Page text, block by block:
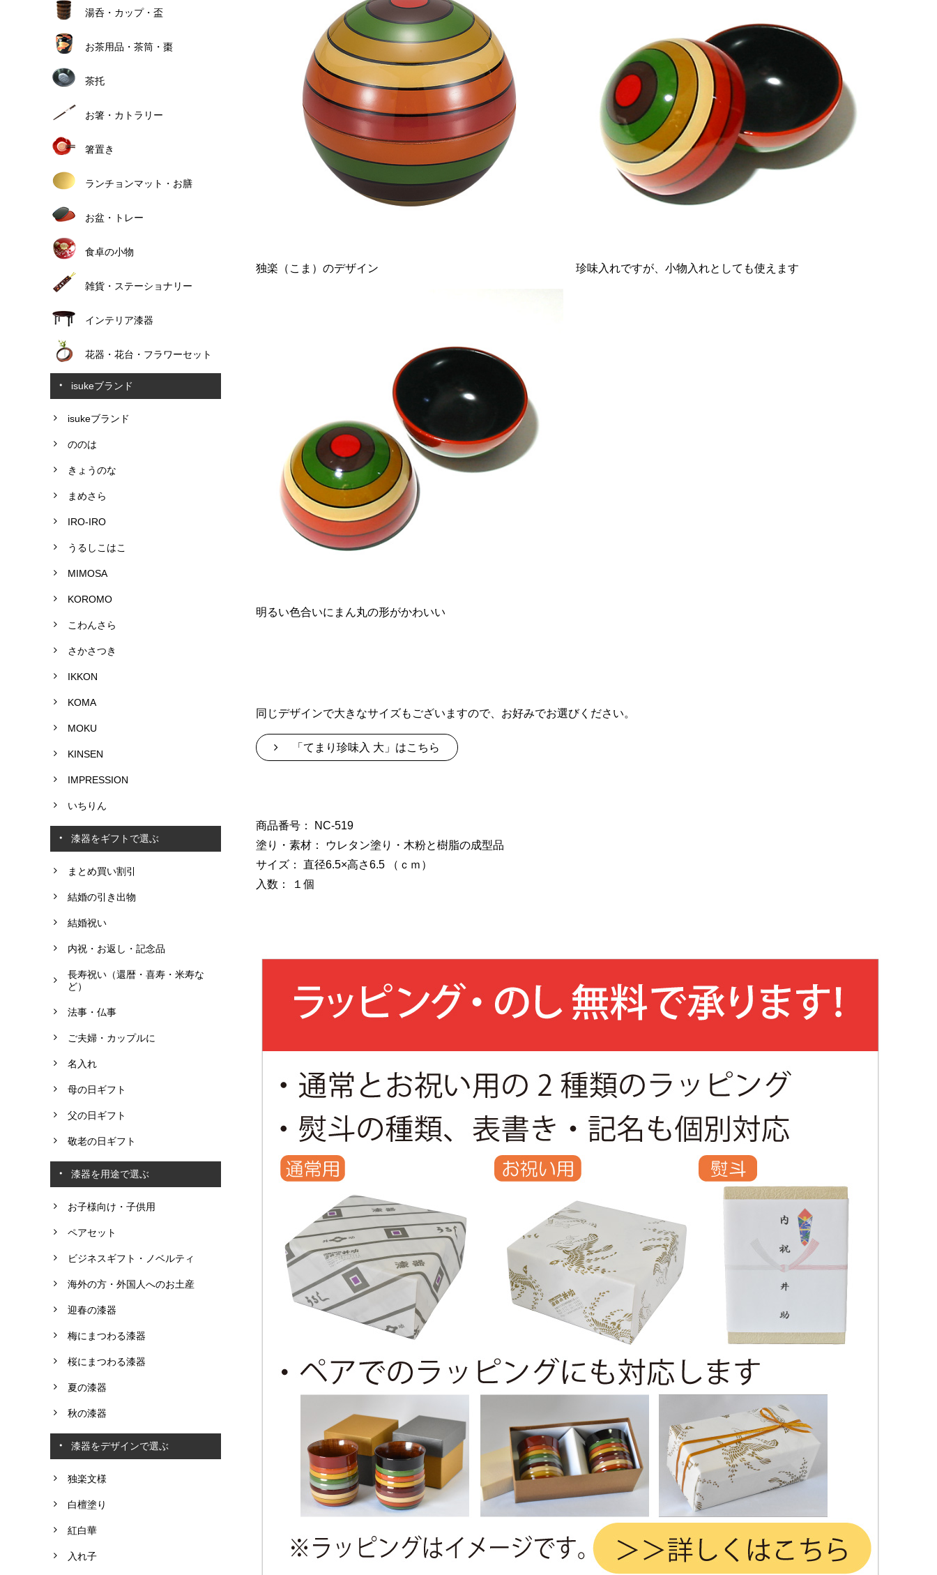
湯呑・カップ・盃
お茶用品・茶筒・棗
茶托
お箸・カトラリー
箸置き
ランチョンマット・お膳
お盆・トレー
食卓の小物
雑貨・ステーショナリー
インテリア漆器
花器・花台・フラワーセット
isukeブランド
isukeブランド
ののは
きょうのな
まめさら
IRO-IRO
うるしこはこ
MIMOSA
KOROMO
こわんさら
さかさつき
IKKON
KOMA
MOKU
KINSEN
IMPRESSION
いちりん
漆器をギフトで選ぶ
まとめ買い割引
結婚の引き出物
結婚祝い
内祝・お返し・記念品
長寿祝い（還暦・喜寿・米寿な
ど）
法事・仏事
ご夫婦・カップルに
名入れ
母の日ギフト
父の日ギフト
敬老の日ギフト
漆器を用途で選ぶ
お子様向け・子供用
ペアセット
ビジネスギフト・ノベルティ
海外の方・外国人へのお土産
迎春の漆器
梅にまつわる漆器
桜にまつわる漆器
夏の漆器
秋の漆器
漆器をデザインで選ぶ
独楽文様
白檀塗り
紅白華
入れ子
独楽（こま）のデザイン 珍味入れですが、小物入れとしても使えます
明るい色合いにまん丸の形がかわいい
同じデザインで大きなサイズもございますので、お好みでお選びください。
「てまり珍味入 大」はこちら
商品番号： NC-519
塗り・素材： ウレタン塗り・木粉と樹脂の成型品
サイズ： 直径6.5×高さ6.5 （ｃｍ）
入数： １個